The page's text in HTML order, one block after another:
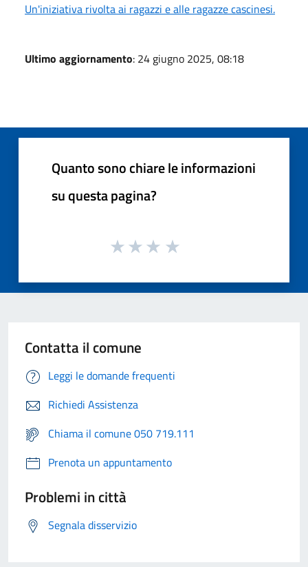
Un'iniziativa rivolta ai ragazzi e alle ragazze cascinesi.
Ultimo aggiornamento: 24 giugno 2025, 08:18
Quanto sono chiare le informazioni
su questa pagina?
Contatta il comune
Leggi le domande frequenti
Richiedi Assistenza
Chiama il comune 050 719.111
Prenota un appuntamento
Problemi in città
Segnala disservizio